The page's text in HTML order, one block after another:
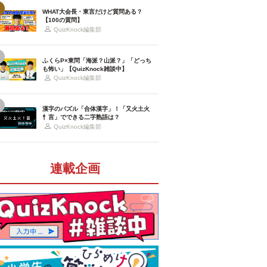
WHAT大会長・東言だけど質問ある？
【100の質問】
QuizKnock編集部
ふくらP×東問「海派？山派？」「どっち
も怖い」【QuizKnock雑談中】
QuizKnock編集部
漢字のパズル「合体漢字」！「又火土火
忄言」でできる二字熟語は？
QuizKnock編集部
連載企画